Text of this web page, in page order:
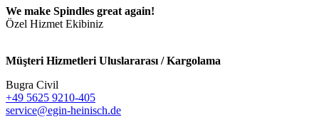
We make Spindles great again!
Özel Hizmet Ekibiniz
Müşteri Hizmetleri Uluslararası / Kargolama
Bugra Civil
+49 5625 9210-405
service@egin-heinisch.de